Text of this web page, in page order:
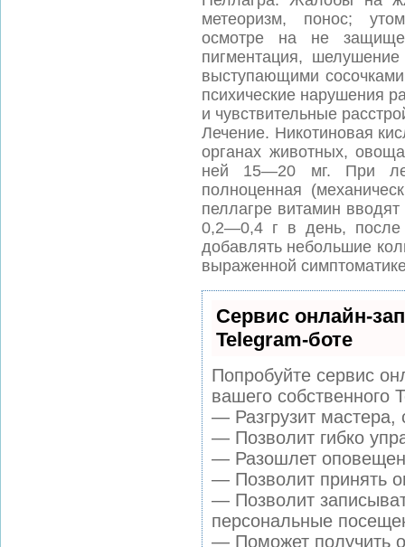
метеоризм, понос;
осмотре на не
пигментация,
выступающими
психические нарушения
и чувствительные
Лечение. Никотиновая
органах животных,
ней 15—20 мг. При
полноценная
пеллагре витамин
0,2—0,4 г в день,
добавлять небольшие
выраженной
Сервис онлайн-
Telegram-боте
Попробуйте сервис
вашего собственного
— Разгрузит
— Позволит гибко
— Разошлет
— Позволит принять
— Позволит
персональные
— Поможет получить